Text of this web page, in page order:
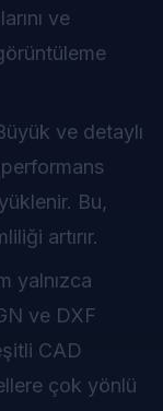
ve
ve detaylı
Bu,
artırır.
yalnızca
ve DXF
CAD
çok yönlü